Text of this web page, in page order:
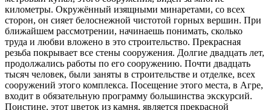
километры. Окружённый изящными минаретами, со всех
сторон, он сияет белоснежной чистотой горных вершин. При
ближайшем рассмотрении, начинаешь понимать, сколько
труда и любви вложено в это строительство. Прекрасная
резьба покрывает все стены сооружения. Долгие двадцать лет,
продолжались работы по его сооружению. Почти двадцать
тысяч человек, были заняты в строительстве и отделке, всех
сооружений этого комплекса. Посещение этого места, в Агре,
входит в обязательную программу большинства экскурсий.
Поистине, этот цветок из камня, является прекрасной